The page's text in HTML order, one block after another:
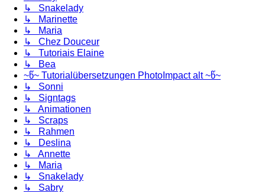
↳ Snakelady
↳ Marinette
↳ Maria
↳ Chez Douceur
↳ Tutoriais Elaine
↳ Bea
~წ~ Tutorialübersetzungen PhotoImpact alt ~წ~
↳ Sonni
↳ Signtags
↳ Animationen
↳ Scraps
↳ Rahmen
↳ Deslina
↳ Annette
↳ Maria
↳ Snakelady
↳ Sabry